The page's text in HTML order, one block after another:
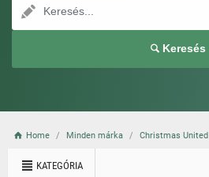
Keresés
Home Minden márka Christmas United
KATEGÓRIA